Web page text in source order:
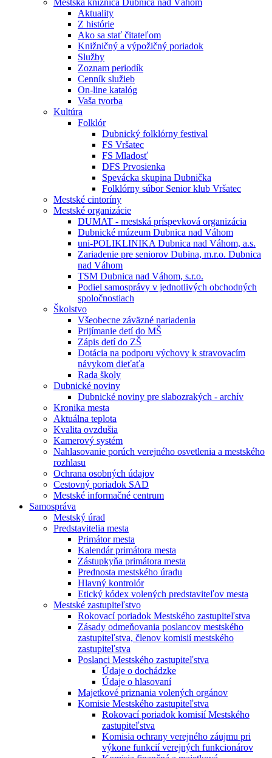
Mestská knižnica Dubnica nad Váhom
Aktuality
Z histórie
Ako sa stať čitateľom
Knižničný a výpožičný poriadok
Služby
Zoznam periodík
Cenník služieb
On-line katalóg
Vaša tvorba
Kultúra
Folklór
Dubnický folklórny festival
FS Vršatec
FS Mladosť
DFS Prvosienka
Spevácka skupina Dubnička
Folklórny súbor Senior klub Vršatec
Mestské cintoríny
Mestské organizácie
DUMAT - mestská príspevková organizácia
Dubnické múzeum Dubnica nad Váhom
uni-POLIKLINIKA Dubnica nad Váhom, a.s.
Zariadenie pre seniorov Dubina, m.r.o. Dubnica
nad Váhom
TSM Dubnica nad Váhom, s.r.o.
Podiel samosprávy v jednotlivých obchodných
spoločnostiach
Školstvo
Všeobecne záväzné nariadenia
Prijímanie detí do MŠ
Zápis detí do ZŠ
Dotácia na podporu výchovy k stravovacím
návykom dieťaťa
Rada školy
Dubnické noviny
Dubnické noviny pre slabozrakých - archív
Kronika mesta
Aktuálna teplota
Kvalita ovzdušia
Kamerový systém
Nahlasovanie porúch verejného osvetlenia a mestského
rozhlasu
Ochrana osobných údajov
Cestovný poriadok SAD
Mestské informačné centrum
Samospráva
Mestský úrad
Predstavitelia mesta
Primátor mesta
Kalendár primátora mesta
Zástupkyňa primátora mesta
Prednosta mestského úradu
Hlavný kontrolór
Etický kódex volených predstaviteľov mesta
Mestské zastupiteľstvo
Rokovací poriadok Mestského zastupiteľstva
Zásady odmeňovania poslancov mestského
zastupiteľstva, členov komisií mestského
zastupiteľstva
Poslanci Mestského zastupiteľstva
Údaje o dochádzke
Údaje o hlasovaní
Majetkové priznania volených orgánov
Komisie Mestského zastupiteľstva
Rokovací poriadok komisií Mestského
zastupiteľstva
Komisia ochrany verejného záujmu pri
výkone funkcií verejných funkcionárov